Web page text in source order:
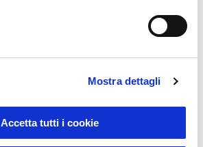
Mostra dettagli
Accetta tutti i cookie